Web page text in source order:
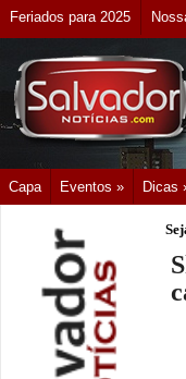
Feriados para 2025
Capa Eventos » Dicas